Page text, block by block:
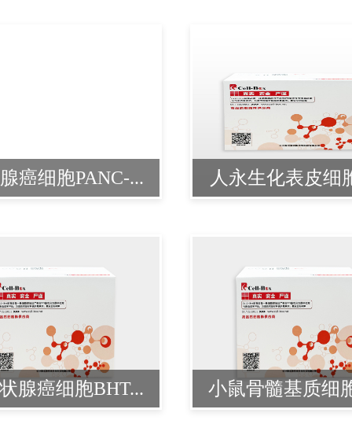
癌细胞PANC-... 人永生化表皮细
腺癌细胞BHT... 小鼠骨髓基质细